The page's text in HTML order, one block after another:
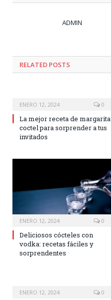
ADMIN
RELATED POSTS
ENERO 12, 2024 0
La mejor receta de margarita
coctel para sorprender a tus
invitados
ENERO 12, 2024 0
Deliciosos cócteles con
vodka: recetas fáciles y
sorprendentes
ENERO 12, 2024 0